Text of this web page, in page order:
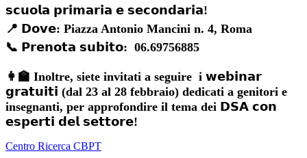
𝘀𝗰𝘂𝗼𝗹𝗮 𝗽𝗿𝗶𝗺𝗮𝗿𝗶𝗮 𝗲 𝘀𝗲𝗰𝗼𝗻𝗱𝗮𝗿𝗶𝗮!
📍 𝗗𝗼𝘃𝗲: Piazza Antonio Mancini n. 4, Roma
📞 𝗣𝗿𝗲𝗻𝗼𝘁𝗮 𝘀𝘂𝗯𝗶𝘁𝗼: 06.69756885
👩‍🏫 Inoltre, siete invitati a seguire i 𝘄𝗲𝗯𝗶𝗻𝗮𝗿
𝗴𝗿𝗮𝘁𝘂𝗶𝘁𝗶 (dal 23 al 28 febbraio) dedicati a genitori e
insegnanti, per approfondire il tema dei 𝗗𝗦𝗔 𝗰𝗼𝗻
𝗲𝘀𝗽𝗲𝗿𝘁𝗶 𝗱𝗲𝗹 𝘀𝗲𝘁𝘁𝗼𝗿𝗲!
Centro Ricerca CBPT